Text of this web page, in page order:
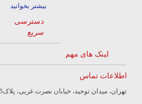
بیشتر بخوانید
دسترسی
سریع
لینک های مهم
اطلاعات تماس
تهران، میدان توحید، خیابان نصرت غربی، پلاک15، واحد1